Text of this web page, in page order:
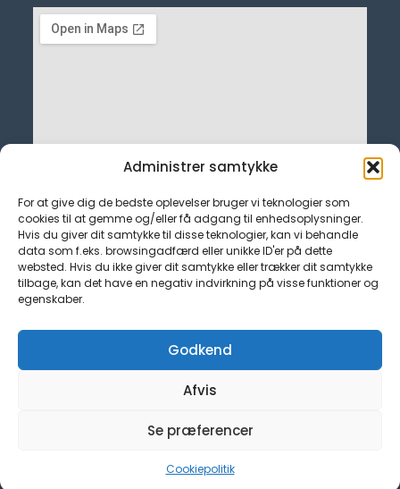
Administrer samtykke
For at give dig de bedste oplevelser bruger vi teknologier som
cookies til at gemme og/eller få adgang til enhedsoplysninger.
Hvis du giver dit samtykke til disse teknologier, kan vi behandle
data som f.eks. browsingadfærd eller unikke ID'er på dette
websted. Hvis du ikke giver dit samtykke eller trækker dit samtykke
tilbage, kan det have en negativ indvirkning på visse funktioner og
egenskaber.
Godkend
Afvis
Se præferencer
Cookiepolitik
admin@tjekfagforening.dk
Cookiepolitik (EU)
© tjek-fagforening.dk